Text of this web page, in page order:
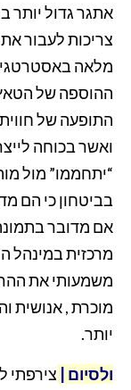
אתגר גדול יותר
צריכות לעבור
מלאה
ההוספה של
התופעה של
ואשר בכוחה
“יתחממו” מול
בביטחון כי הם
אם מדובר
מרכזית במינהל
משמעותי את
מוכרת , אנושית
יותר.
ולסיום | צירפתי